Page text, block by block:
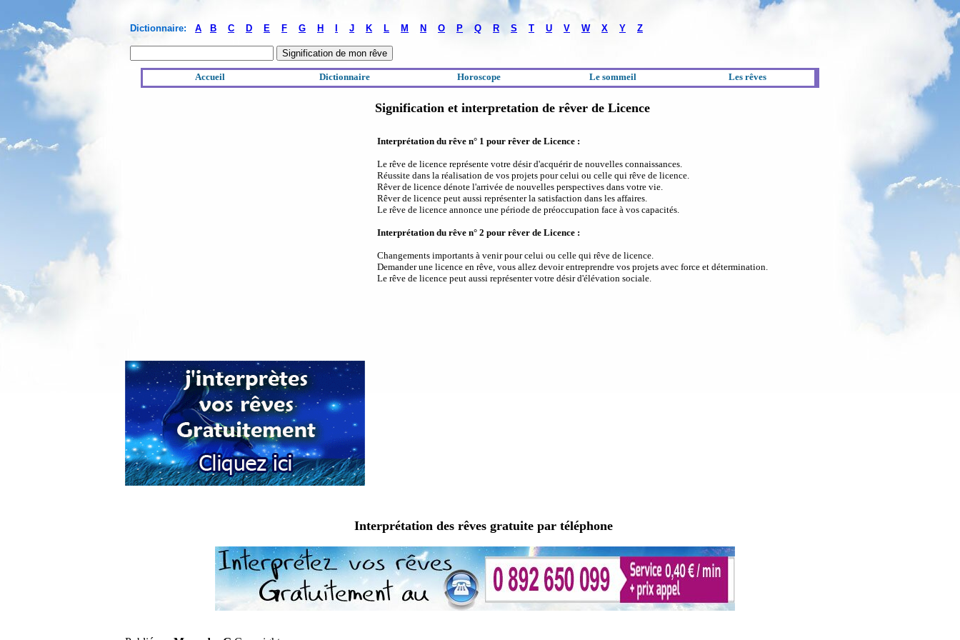
Dictionnaire: A B C D E F G H J K L M N O P Q R S T U V W X Y Z
Accueil Dictionnaire Horoscope Le sommeil Les rêves
Signification et interpretation de rêver de Licence
Interprétation du rêve n° 1 pour rêver de Licence :
Le rêve de licence représente votre désir d'acquérir de nouvelles connaissances.
Réussite dans la réalisation de vos projets pour celui ou celle qui rêve de licence.
Rêver de licence dénote l'arrivée de nouvelles perspectives dans votre vie.
Rêver de licence peut aussi représenter la satisfaction dans les affaires.
Le rêve de licence annonce une période de préoccupation face à vos capacités.
Interprétation du rêve n° 2 pour rêver de Licence :
Changements importants à venir pour celui ou celle qui rêve de licence.
Demander une licence en rêve, vous allez devoir entreprendre vos projets avec force et détermination.
Le rêve de licence peut aussi représenter votre désir d'élévation sociale.
Interprétation des rêves gratuite par téléphone